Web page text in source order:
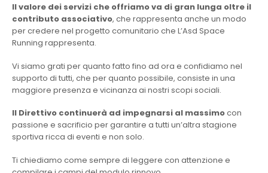
Il valore dei servizi che offriamo va di gran lunga oltre il
contributo associativo, che rappresenta anche un modo
per credere nel progetto comunitario che L’Asd Space
Running rappresenta.
Vi siamo grati per quanto fatto fino ad ora e confidiamo nel
supporto di tutti, che per quanto possibile, consiste in una
maggiore presenza e vicinanza ai nostri scopi sociali.
Il Direttivo continuerà ad impegnarsi al massimocon
passione e sacrificio per garantire a tutti un’altra stagione
sportiva ricca di eventi e non solo.
Ti chiediamo come sempre di leggere con attenzione e